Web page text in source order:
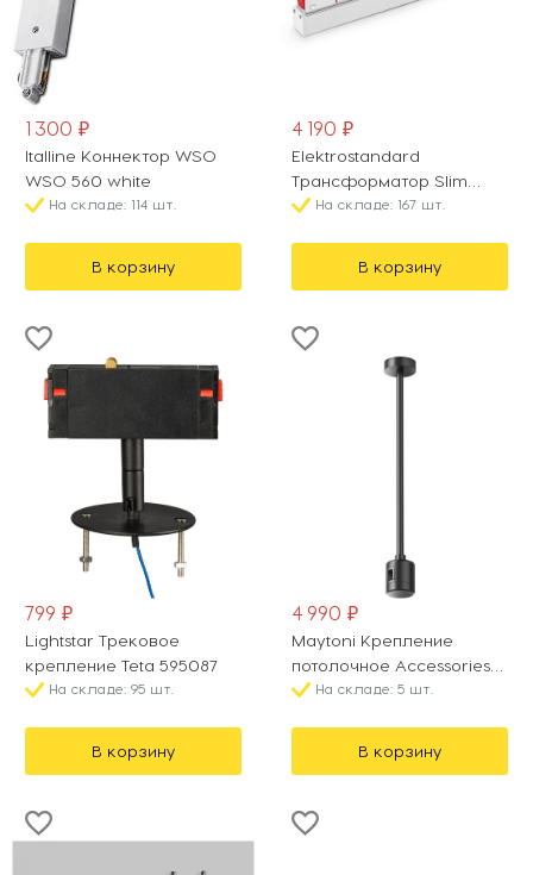
1 300 ₽
Italline Коннектор WSO
WSO 560 white
На складе: 114 шт.
В корзину
4 190 ₽
Elektrostandard
Трансформатор Slim
Magnetic 95043/00
На складе: 167 шт.
В корзину
799 ₽
Lightstar Трековое
крепление Teta 595087
На складе: 95 шт.
В корзину
4 990 ₽
Maytoni Крепление
потолочное Accessories
for tracks Flarity TRA158C-
На складе: 5 шт.
В корзину